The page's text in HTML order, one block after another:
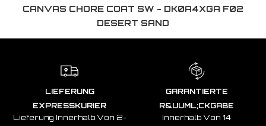
CANVAS CHORE COAT SW - DK0A4XGA F02
DESERT SAND
LIEFERUNG
EXPRESSKURIER
Lieferung Innerhalb Von 2-
GARANTIERTE
R&UUML;CKGABE
Innerhalb Von 14